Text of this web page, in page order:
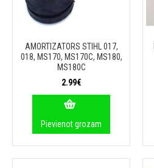
AMORTIZATORS STIHL 017,
018, MS170, MS170C, MS180,
MS180C
2.99€
Pievienot grozam